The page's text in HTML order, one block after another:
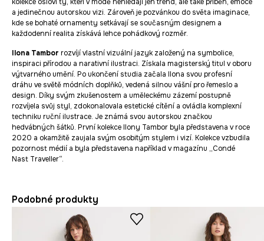
a jedinečnou autorskou vizi. Zároveň je pozvánkou do světa imaginace,
kde se bohaté ornamenty setkávají se současným designem a
každodenní realita získává lehce pohádkový rozměr.
Ilona Tambor rozvíjí vlastní vizuální jazyk založený na symbolice,
inspiraci přírodou a narativní ilustraci. Získala magisterský titul v oboru
výtvarného umění. Po ukončení studia začala Ilona svou profesní
dráhu ve světě módních doplňků, vedená silnou vášní pro řemeslo a
design. Díky svým zkušenostem a uměleckému zázemí postupně
rozvíjela svůj styl, zdokonalovala estetické cítění a ovládla komplexní
techniku ruční ilustrace. Je známá svou autorskou značkou
hedvábných šátků. První kolekce Ilony Tambor byla představena v roce
2020 a okamžitě zaujala svým osobitým stylem i vizí. Kolekce vzbudila
pozornost médií a byla představena například v magazínu „Condé
Nast Traveller“.
Podobné produkty